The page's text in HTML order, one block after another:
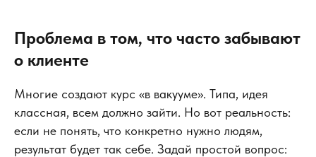
Проблема в том, что часто забывают
о клиенте
Многие создают курс «в вакууме». Типа, идея
классная, всем должно зайти. Но вот реальность:
если не понять, что конкретно нужно людям,
результат будет так себе. Задай простой вопрос: